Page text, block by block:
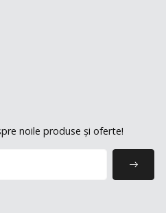
noile produse și oferte!